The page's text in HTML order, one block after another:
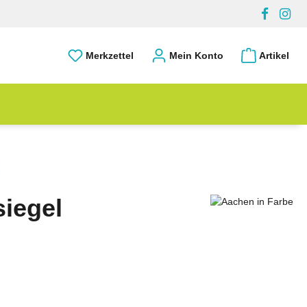
Merkzettel Mein Konto Artikel